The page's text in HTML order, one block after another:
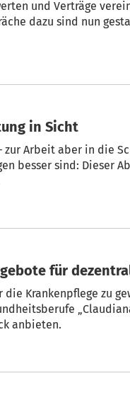
und Verträge
dazu sind nun
in Sicht
Arbeit aber in die
für
Krankenpflege zu
anbieten.